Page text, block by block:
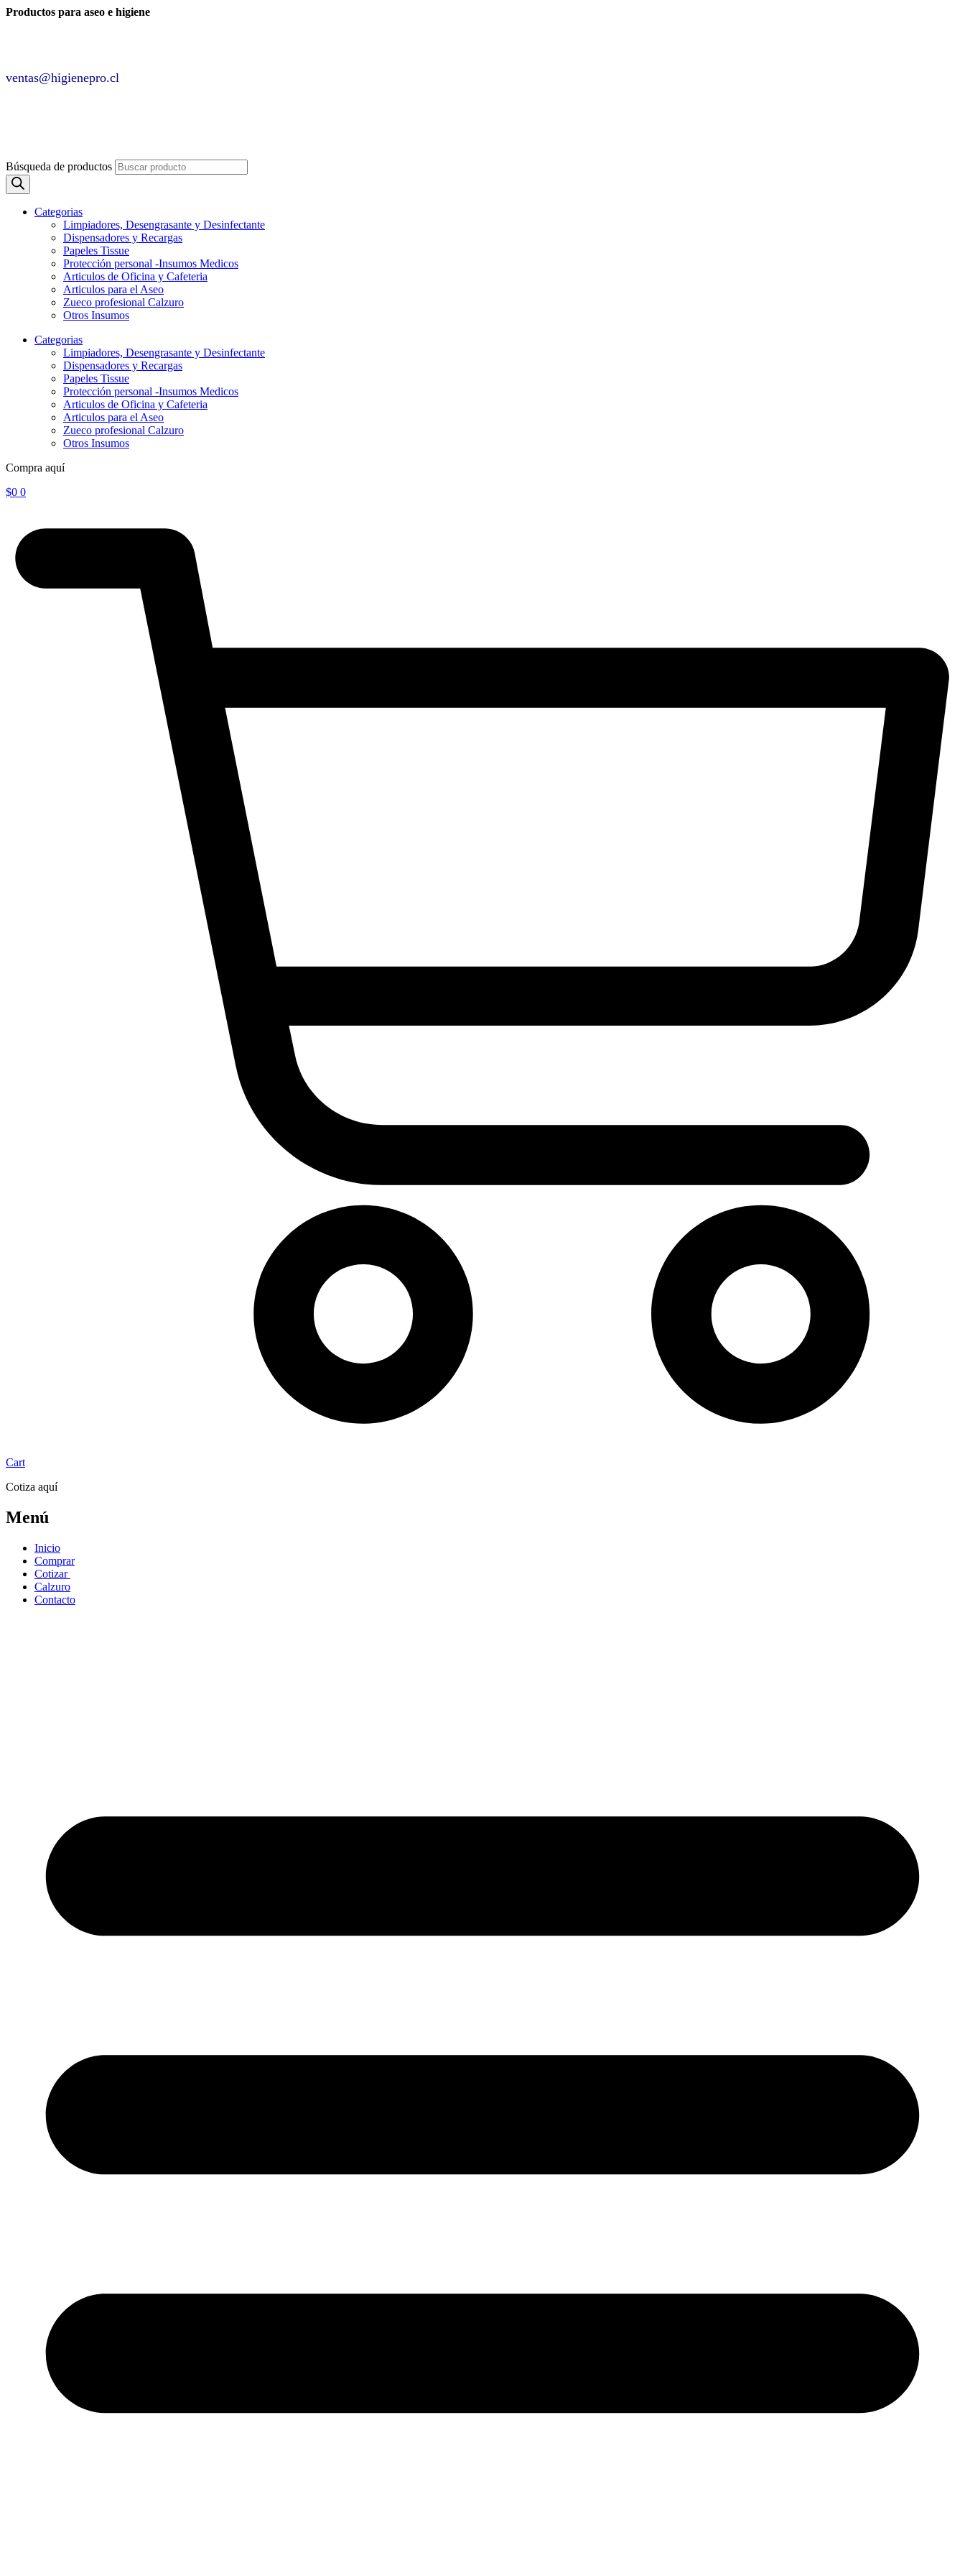
Productos para aseo e higiene
ventas@higienepro.cl
Búsqueda de productos
Categorias
Limpiadores, Desengrasante y Desinfectante
Dispensadores y Recargas
Papeles Tissue
Protección personal -Insumos Medicos
Articulos de Oficina y Cafeteria
Articulos para el Aseo
Zueco profesional Calzuro
Otros Insumos
Categorias
Limpiadores, Desengrasante y Desinfectante
Dispensadores y Recargas
Papeles Tissue
Protección personal -Insumos Medicos
Articulos de Oficina y Cafeteria
Articulos para el Aseo
Zueco profesional Calzuro
Otros Insumos
Compra aquí
$0 0
Cart
Cotiza aquí
Menú
Inicio
Comprar
Cotizar
Calzuro
Contacto